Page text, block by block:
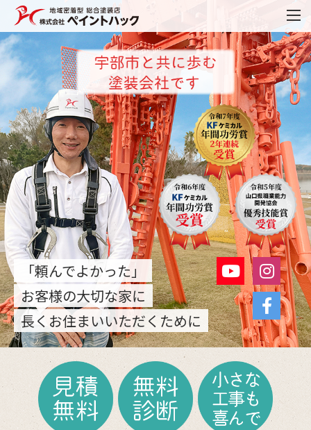
「頼んでよかった」
お客様の大切な家に
長くお住まいいただくために